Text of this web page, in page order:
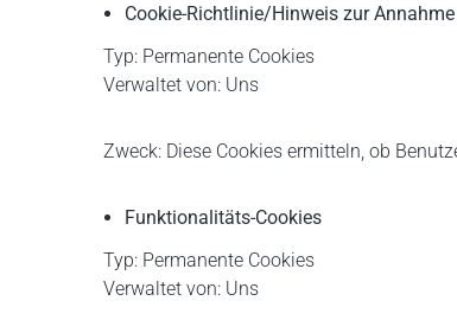
Cookie-Richtlinie/Hinweis zur
Typ: Permanente Cookies
Verwaltet von: Uns
Zweck: Diese Cookies ermitteln, ob
Funktionalitäts-Cookies
Typ: Permanente Cookies
Verwaltet von: Uns